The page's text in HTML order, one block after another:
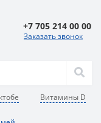
Витамины D
+7 705 214 00 00
Заказать звонок